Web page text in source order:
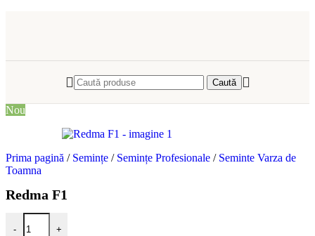
Caută
Nou
Prima pagină / Semințe / Semințe Profesionale / Seminte Varza de
Toamna
Redma F1
-
Cantitate Redma F1
+